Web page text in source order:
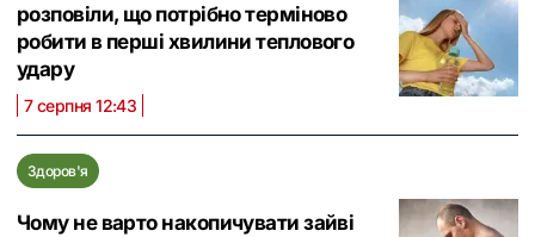
розповіли, що потрібно терміново
робити в перші хвилини теплового
удару
7 серпня 12:43
Здоров'я
Чому не варто накопичувати зайві